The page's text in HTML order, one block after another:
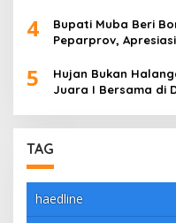
4
Bupati Muba Beri
Peparprov,
5
Hujan Bukan
Juara I Bersama di
TAG
haedline